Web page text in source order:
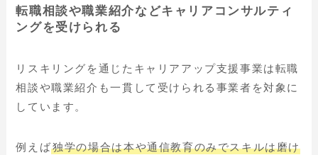
転職相談や職業紹介などキャリアコンサルティ
ングを受けられる
リスキリングを通じたキャリアアップ支援事業は転職
相談や職業紹介も一貫して受けられる事業者を対象に
しています。
例えば独学の場合は本や通信教育のみでスキルは磨け